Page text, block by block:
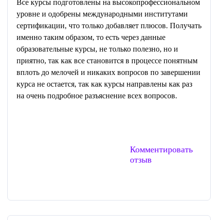
Все курсы подготовлены на высокопрофессиональном
уровне и одобрены международными институтами
сертификации, что только добавляет плюсов. Получать
именно таким образом, то есть через данные
образовательные курсы, не только полезно, но и
приятно, так как все становится в процессе понятным
вплоть до мелочей и никаких вопросов по завершении
курса не остается, так как курсы направлены как раз
на очень подробное разъяснение всех вопросов.
Комментировать
отзыв